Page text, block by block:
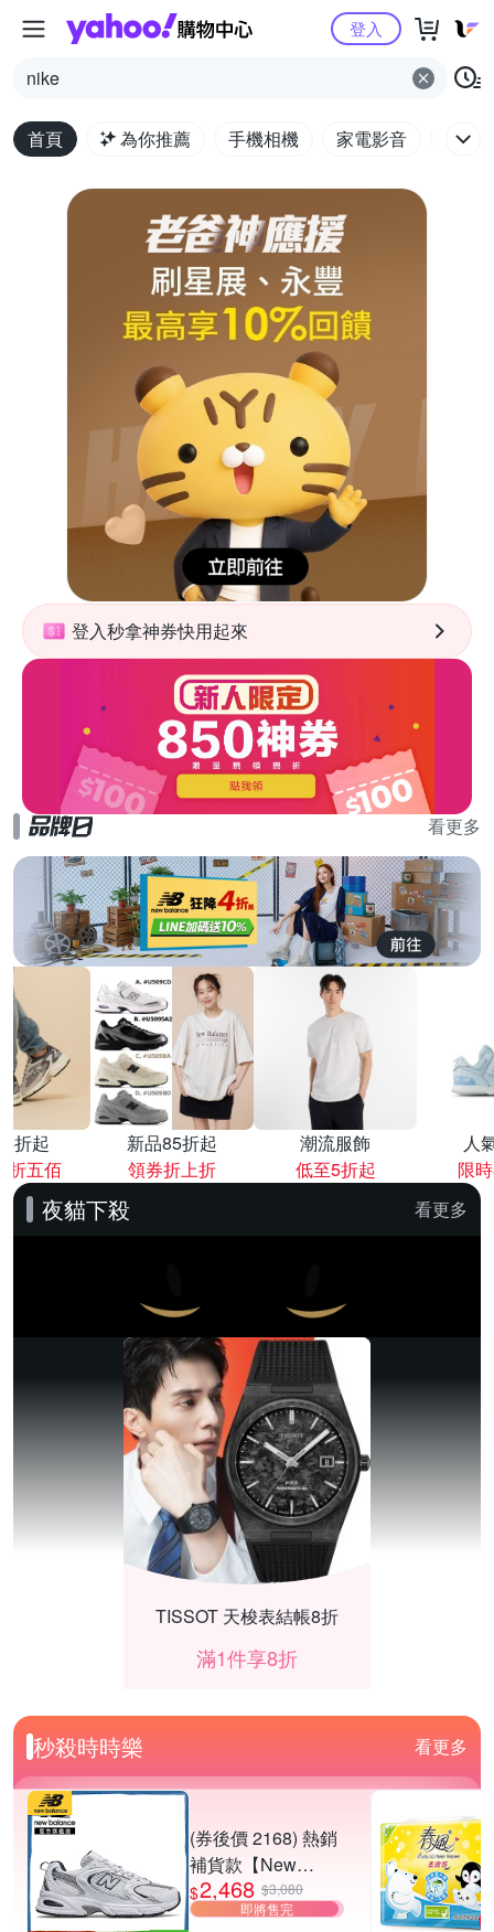
Yahoo購物中心
nike
登入
首頁 為你推薦 手機相機 家電影音 電腦
登入秒拿神券快用起來
看更多
折起
折五佰
新品85折起
領券折上折
潮流服飾
低至5折起
人
限
夜貓下殺 看更多
TISSOT 天梭表結帳8折
滿1件享8折
秒殺時時樂 看更多
(券後價 2168) 熱銷
補貨款【New
Balance】復古運動
鞋_中性_白銀
$2,468 $3,080
即將售完